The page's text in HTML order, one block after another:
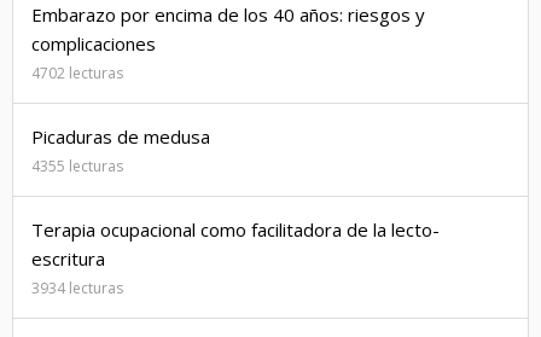
Embarazo por encima de los 40 años: riesgos y
complicaciones
4702 lecturas
Picaduras de medusa
4355 lecturas
Terapia ocupacional como facilitadora de la lecto-
escritura
3934 lecturas